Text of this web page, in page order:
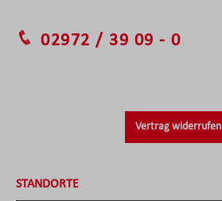
02972 / 39 09 - 0
Vertrag widerrufen
STANDORTE